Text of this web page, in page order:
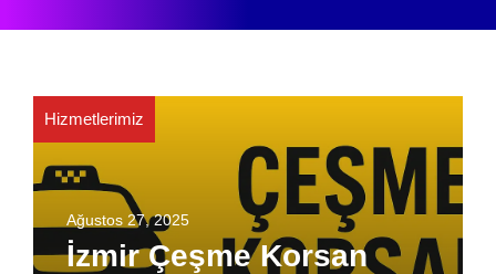
Hizmetlerimiz
Ağustos 27, 2025
İzmir Çeşme Korsan